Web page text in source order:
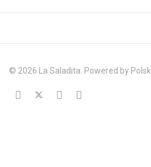
© 2026 La Saladita. Powered by Polsk